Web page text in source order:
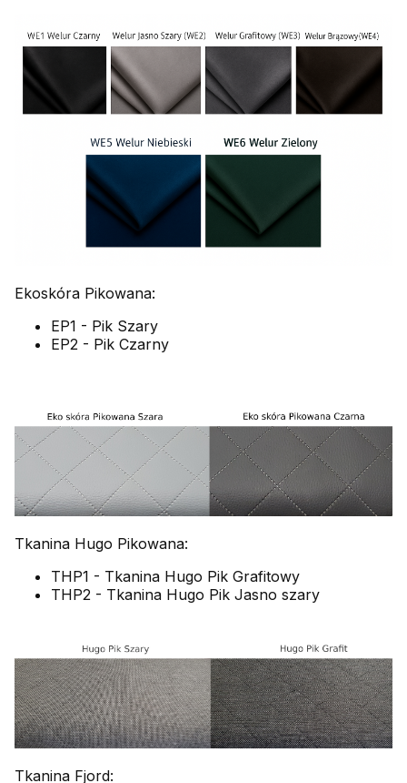
Ekoskóra Pikowana:
EP1 - Pik Szary
EP2 - Pik Czarny
Tkanina Hugo Pikowana:
THP1 - Tkanina Hugo Pik Grafitowy
THP2 - Tkanina Hugo Pik Jasno szary
Tkanina Fjord: